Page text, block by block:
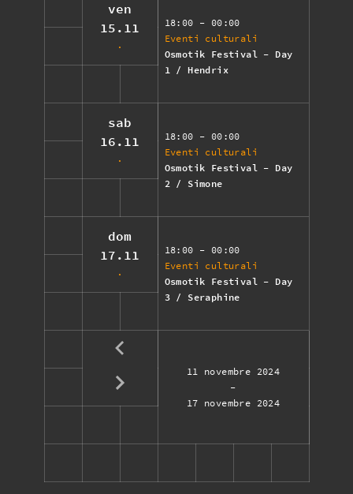
ven
15.11
18:00 - 00:00
Eventi culturali
Osmotik Festival - Day
1 / Hendrix
sab
16.11
18:00 - 00:00
Eventi culturali
Osmotik Festival - Day
2 / Simone
dom
17.11
18:00 - 00:00
Eventi culturali
Osmotik Festival - Day
3 / Seraphine
11 novembre 2024
-
17 novembre 2024